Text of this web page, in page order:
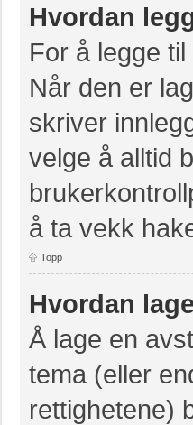
Hvordan
For å legge
Når den er
skriver
velge å alltid
å ta vekk
Topp
Hvordan
Å lage en
tema (eller
rettighetene)